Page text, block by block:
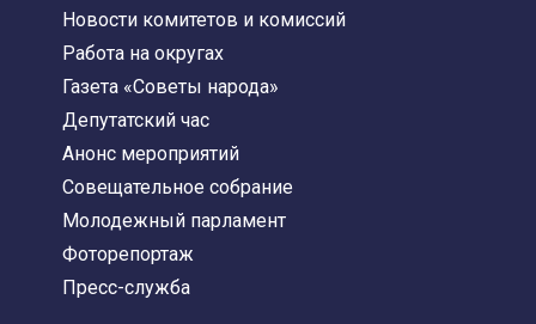
Новости комитетов и комиссий
Работа на округах
Газета «Советы народа»
Депутатский час
Анонс мероприятий
Совещательное собрание
Молодежный парламент
Фоторепортаж
Пресс-служба